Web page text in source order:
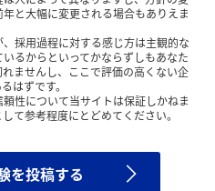
と大幅に変更される場合もありえま
採用過程に対する感じ方は主観的な
るからといってかならずしもあなた
ませんし、ここで評価の高くない企
はずです。
性について当サイトは保証しかねま
て参考程度にとどめてください。
を投稿する